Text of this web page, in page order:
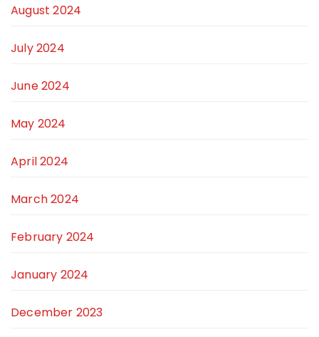
August 2024
July 2024
June 2024
May 2024
April 2024
March 2024
February 2024
January 2024
December 2023